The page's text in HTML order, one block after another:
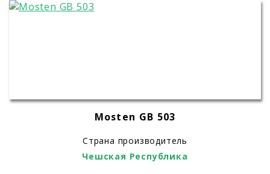
Mosten GB 503
Страна производитель
Чешская Республика